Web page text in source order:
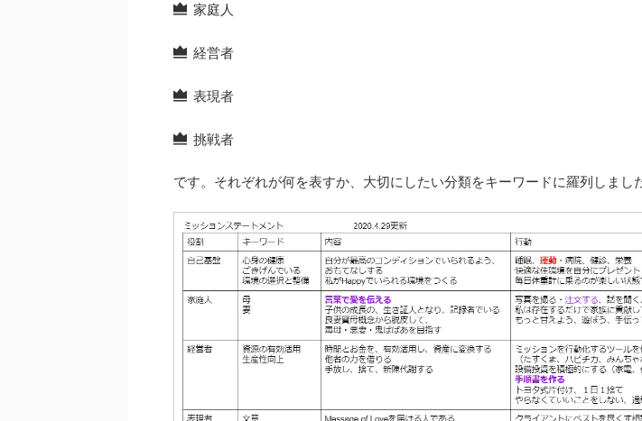
家庭人
経営者
表現者
挑戦者
です。それぞれが何を表すか、大切にしたい分類をキーワードに羅列しまし